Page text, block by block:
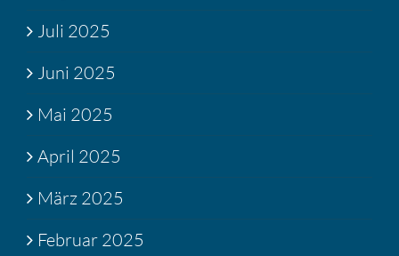
Juli 2025
Juni 2025
Mai 2025
April 2025
März 2025
Februar 2025